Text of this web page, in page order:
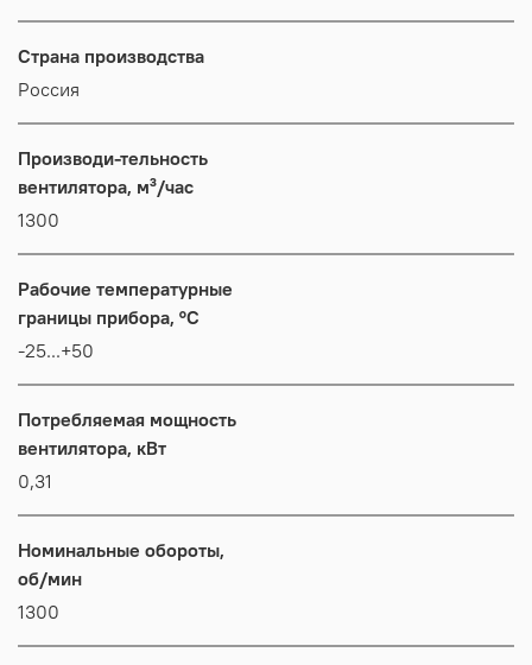
Страна производства
Россия
Производи-тельность
вентилятора, м³/час
1300
Рабочие температурные
границы прибора, °C
-25...+50
Потребляемая мощность
вентилятора, кВт
0,31
Номинальные обороты,
об/мин
1300